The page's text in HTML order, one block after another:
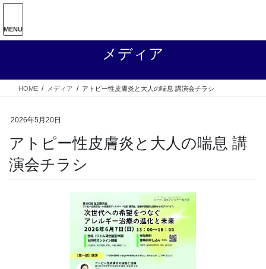
コ
テ
ン
ス
ナ
ゲ
ー
ン
メディア
HOME メディア アトピー性皮膚炎と大人の喘息 講演会チラシ
2026年5月20日
アトピー性皮膚炎と大人の喘息 講
演会チラシ
MENU